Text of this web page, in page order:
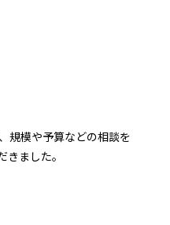
規模や予算などの相談を
きました。